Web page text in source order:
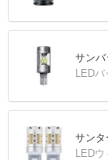
サンバ
LED
サンタ
LEDウ